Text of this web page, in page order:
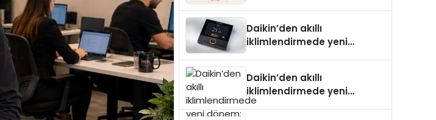
Daikin’den akıllı
iklimlendirmede yeni
Daikin’den akıllı
iklimlendirmede yeni
dönem: Madoka Plus